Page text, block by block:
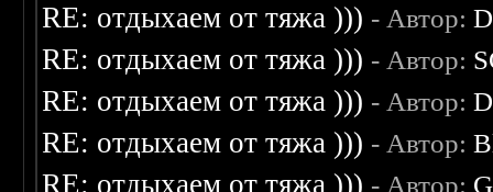
RE: отдыхаем от тяжа ))) - Автор:
RE: отдыхаем от тяжа ))) - Автор:
RE: отдыхаем от тяжа ))) - Автор:
RE: отдыхаем от тяжа ))) - Автор:
RE: отдыхаем от тяжа ))) - Автор: